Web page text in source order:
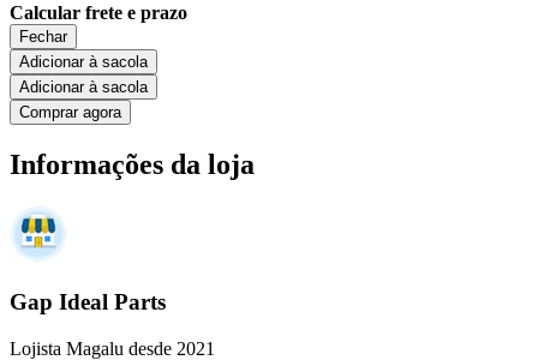
Calcular frete e prazo
Fechar
Adicionar à sacola
Adicionar à sacola
Comprar agora
Informações da loja
Gap Ideal Parts
Lojista Magalu desde 2021